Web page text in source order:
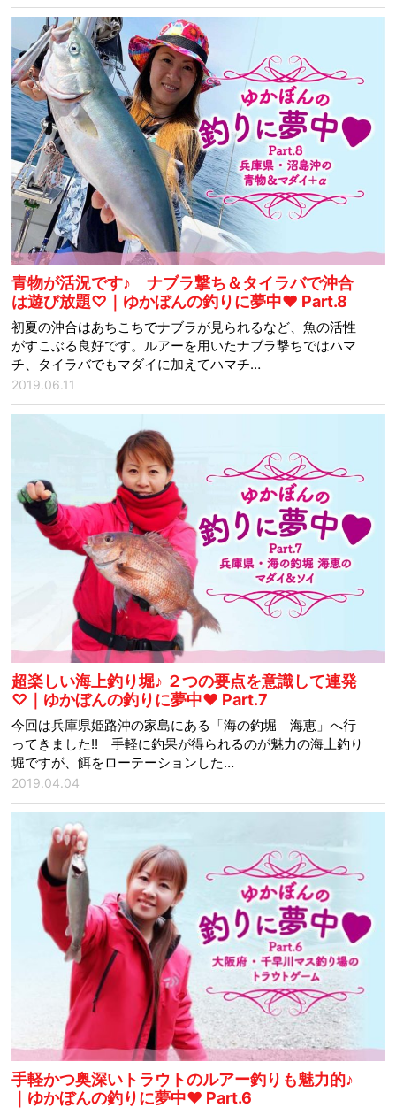
青物が活況です♪ ナブラ撃ち＆タイラバで沖合
は遊び放題♡｜ゆかぼんの釣りに夢中♥ Part.8
初夏の沖合はあちこちでナブラが見られるなど、魚の活性
がすこぶる良好です。ルアーを用いたナブラ撃ちではハマ
チ、タイラバでもマダイに加えてハマチ…
2019.06.11
超楽しい海上釣り堀♪ ２つの要点を意識して連発
♡｜ゆかぼんの釣りに夢中♥ Part.7
今回は兵庫県姫路沖の家島にある「海の釣堀 海恵」へ行
ってきました!! 手軽に釣果が得られるのが魅力の海上釣り
堀ですが、餌をローテーションした…
2019.04.04
手軽かつ奥深いトラウトのルアー釣りも魅力的♪
｜ゆかぼんの釣りに夢中♥ Part.6